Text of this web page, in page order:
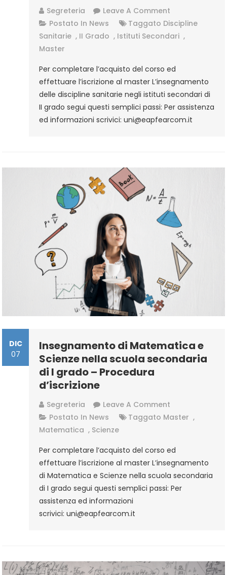
Segreteria Leave A Comment
Scienze
E
Ed
Elettroniche
Nelle
Scuole
Secondarie
–
Procedura
D’iscrizione
Postato In News Taggato Discipline
Sanitarie , II Grado , Istituti Secondari ,
Master
Per completare l’acquisto del corso ed
effettuare l’iscrizione al master L’insegnamento
delle discipline sanitarie negli istituti secondari di
II grado segui questi semplici passi: Per assistenza
ed informazioni scrivici: uni@eapfearcom.it
DIC
07
Insegnamento di Matematica e
Scienze nella scuola secondaria
di I grado – Procedura
d’iscrizione
Segreteria Leave A Comment
Insegnamento
E
Scienze
Nella
Scuola
Procedura
Postato In News Taggato Master ,
Matematica , Scienze
Per completare l’acquisto del corso ed
effettuare l’iscrizione al master L’insegnamento
di Matematica e Scienze nella scuola secondaria
di I grado segui questi semplici passi: Per
assistenza ed informazioni
scrivici: uni@eapfearcom.it